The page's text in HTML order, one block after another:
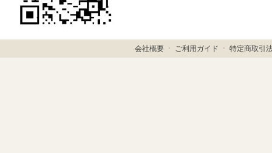
会社概要ㆍ ご利用ガイド ㆍ 特定商取引